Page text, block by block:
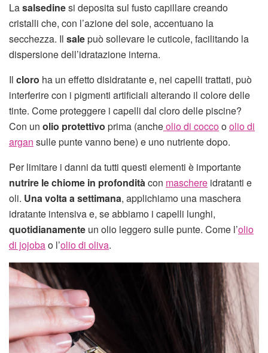
Lasalsedinesi deposita sul fusto capillare creando
cristalli che, con l’azione del sole, accentuano la
secchezza. Il salepuò sollevare le cuticole, facilitando la
dispersione dell’idratazione interna.
Il cloro ha un effetto disidratante e, nei capelli trattati, può
interferire con i pigmenti artificiali alterando il colore delle
tinte. Come proteggere i capelli dal cloro delle piscine?
Con un olio protettivo prima (ancheolio di coccooolio di
argan sulle punte vanno bene) e uno nutriente dopo.
Per limitare i danni da tutti questi elementi è importante
nutrire le chiome in profonditàcon maschere idratanti e
oli. Una volta a settimana, applichiamo una maschera
idratante intensiva e, se abbiamo i capelli lunghi,
quotidianamente un olio leggero sulle punte. Come l’olio
di jojobao l’olio di oliva.